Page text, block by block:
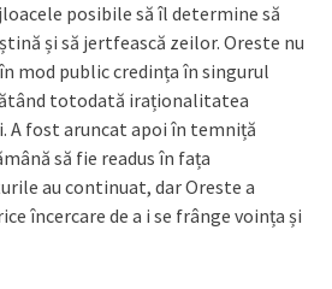
posibile să îl determine să
și să jertfească zeilor. Oreste nu
mod public credința în singurul
totodată iraționalitatea
A fost aruncat apoi în temniță
să fie readus în fața
au continuat, dar Oreste a
încercare de a i se frânge voința și